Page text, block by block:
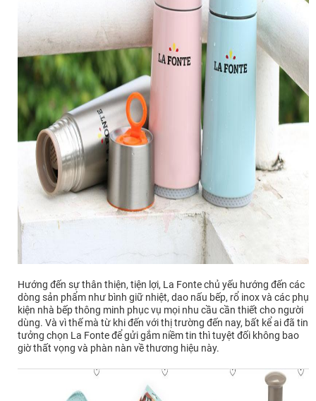
Hướng đến sự thân thiện, tiện lợi, La Fonte chủ yếu hướng đến các
dòng sản phẩm như bình giữ nhiệt, dao nấu bếp, rổ inox và các phụ
kiện nhà bếp thông minh phục vụ mọi nhu cầu cần thiết cho người
dùng. Và vì thế mà từ khi đến với thị trường đến nay, bất kể ai đã tin
tưởng chọn La Fonte để gửi gắm niềm tin thì tuyệt đối không bao
giờ thất vọng và phàn nàn về thương hiệu này.